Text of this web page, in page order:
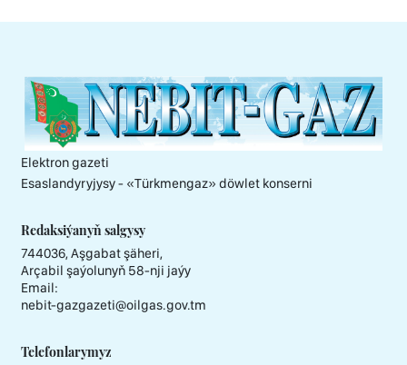
Elektron gazeti
Esaslandyryjysy - «Тürkmengaz» döwlet konserni
Redaksiýanyň salgysy
744036, Aşgabat şäheri,
Arçabil şaýolunyň 58-nji jaýy
Email:
nebit-gazgazeti@oilgas.gov.tm
Telefonlarymyz